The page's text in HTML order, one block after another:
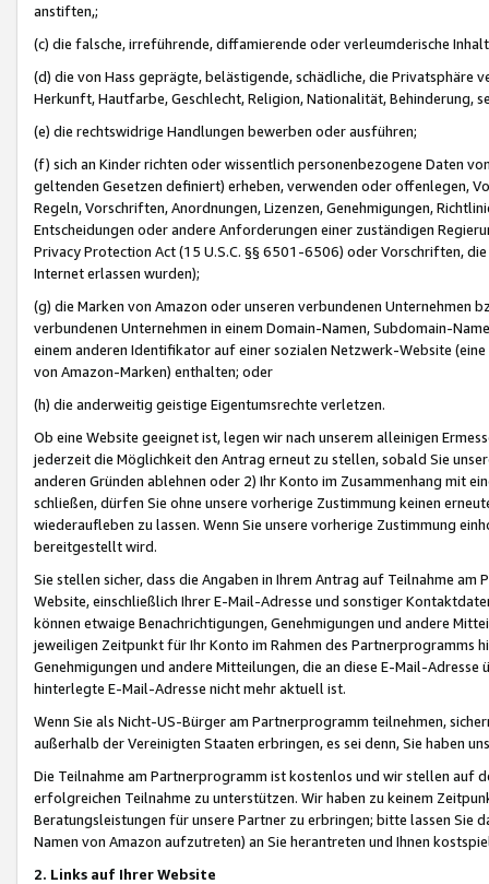
anstiften,;
(c) die falsche, irreführende, diffamierende oder verleumderische
(d) die von Hass geprägte, belästigende, schädliche, die Privatsphäre
Herkunft, Hautfarbe, Geschlecht, Religion, Nationalität, Behinderung,
(e) die rechtswidrige Handlungen bewerben oder ausführen;
(f) sich an Kinder richten oder wissentlich personenbezogene Daten
geltenden Gesetzen definiert) erheben, verwenden oder offenlegen,
Regeln, Vorschriften, Anordnungen, Lizenzen, Genehmigungen,
Entscheidungen oder andere Anforderungen einer zuständigen
Privacy Protection Act (15 U.S.C. §§ 6501-6506) oder Vorschriften,
Internet erlassen wurden);
(g) die Marken von Amazon oder unseren verbundenen Unternehmen
verbundenen Unternehmen in einem Domain-Namen, Subdomain-
einem anderen Identifikator auf einer sozialen Netzwerk-Website
von Amazon-Marken) enthalten; oder
(h) die anderweitig geistige Eigentumsrechte verletzen.
Ob eine Website geeignet ist, legen wir nach unserem alleinigen
jederzeit die Möglichkeit den Antrag erneut zu stellen, sobald Sie
anderen Gründen ablehnen oder 2) Ihr Konto im Zusammenhang mit
schließen, dürfen Sie ohne unsere vorherige Zustimmung keinen
wiederaufleben zu lassen. Wenn Sie unsere vorherige Zustimmung
bereitgestellt wird.
Sie stellen sicher, dass die Angaben in Ihrem Antrag auf Teilnahme
Website, einschließlich Ihrer E-Mail-Adresse und sonstiger
können etwaige Benachrichtigungen, Genehmigungen und andere
jeweiligen Zeitpunkt für Ihr Konto im Rahmen des Partnerprogramms
Genehmigungen und andere Mitteilungen, die an diese E-Mail-
hinterlegte E-Mail-Adresse nicht mehr aktuell ist.
Wenn Sie als Nicht-US-Bürger am Partnerprogramm teilnehmen,
außerhalb der Vereinigten Staaten erbringen, es sei denn, Sie haben
Die Teilnahme am Partnerprogramm ist kostenlos und wir stellen auf
erfolgreichen Teilnahme zu unterstützen. Wir haben zu keinem
Beratungsleistungen für unsere Partner zu erbringen; bitte lassen Sie
Namen von Amazon aufzutreten) an Sie herantreten und Ihnen
2. Links auf Ihrer Website